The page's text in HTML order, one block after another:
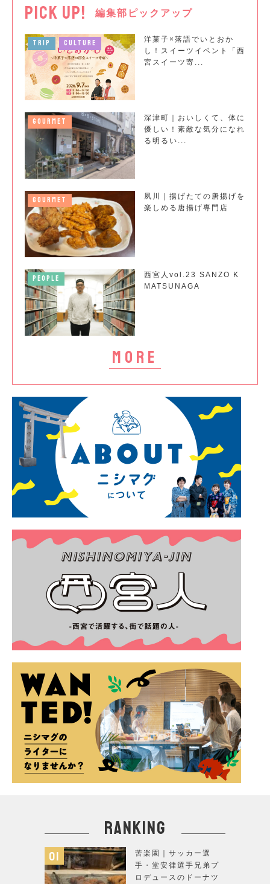
PICK UP! 編集部ピックアップ
more
TRIP CULTURE
洋菓子×落語でいとおか
し！スイーツイベント「西
宮スイーツ寄...
GOURMET
深津町｜おいしくて、体に
優しい！素敵な気分になれ
る明るい...
GOURMET
夙川｜揚げたての唐揚げを
楽しめる唐揚げ専門店
PEOPLE
西宮人vol.23 SANZO K
MATSUNAGA
ranking
苦楽園｜サッカー選
手・堂安律選手兄弟プ
ロデュースのドーナツ